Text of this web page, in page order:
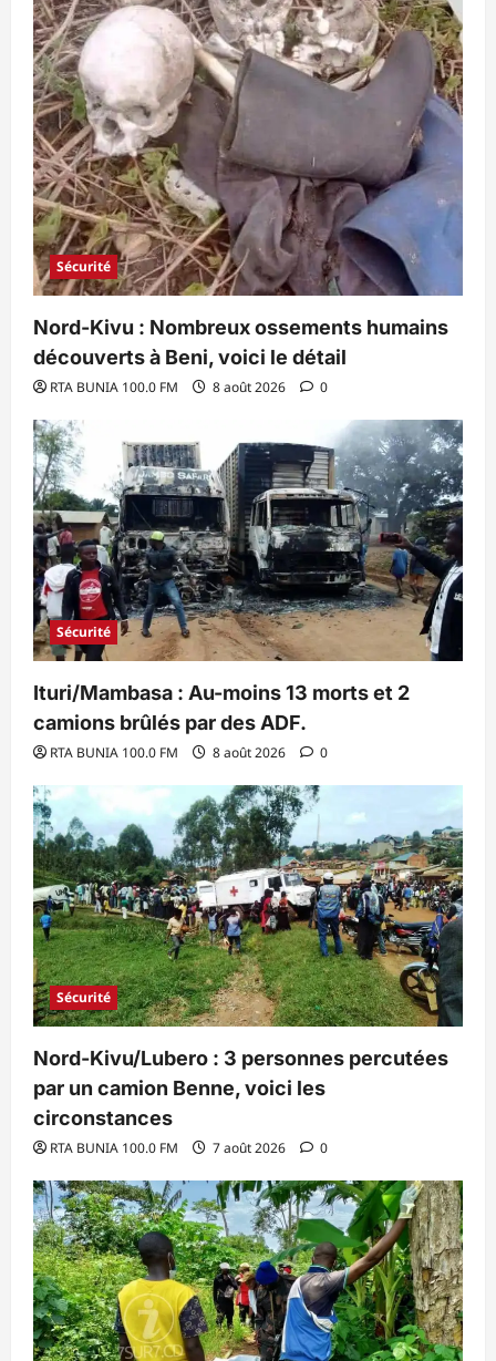
Sécurité
Nord-Kivu : Nombreux ossements humains
découverts à Beni, voici le détail
RTA BUNIA 100.0 FM 8 août 2026 0
Sécurité
Ituri/Mambasa : Au-moins 13 morts et 2
camions brûlés par des ADF.
RTA BUNIA 100.0 FM 8 août 2026 0
Sécurité
Nord-Kivu/Lubero : 3 personnes percutées
par un camion Benne, voici les
circonstances
RTA BUNIA 100.0 FM 7 août 2026 0